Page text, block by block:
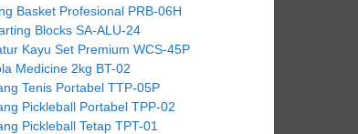
Basket Profesional PRB-06H
Blocks SA-ALU-24
Kayu Set Premium WCS-45P
Medicine 2kg BT-02
Tenis Portabel TTP-05P
Pickleball Portabel TPP-02
Pickleball Tetap TPT-01